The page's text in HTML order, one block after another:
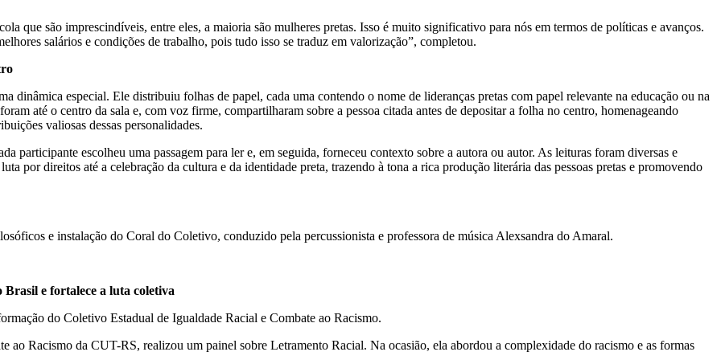
que são imprescindíveis, entre eles, a maioria são mulheres pretas. Isso é muito significativo para nós em termos de políticas e avanços.
salários e condições de trabalho, pois tudo isso se traduz em valorização”, completou.
dinâmica especial. Ele distribuiu folhas de papel, cada uma contendo o nome de lideranças pretas com papel relevante na educação ou na
até o centro da sala e, com voz firme, compartilharam sobre a pessoa citada antes de depositar a folha no centro, homenageando
valiosas dessas personalidades.
participante escolheu uma passagem para ler e, em seguida, forneceu contexto sobre a autora ou autor. As leituras foram diversas e
por direitos até a celebração da cultura e da identidade preta, trazendo à tona a rica produção literária das pessoas pretas e promovendo
e instalação do Coral do Coletivo, conduzido pela percussionista e professora de música Alexsandra do Amaral.
e fortalece a luta coletiva
do Coletivo Estadual de Igualdade Racial e Combate ao Racismo.
ao Racismo da CUT-RS, realizou um painel sobre Letramento Racial. Na ocasião, ela abordou a complexidade do racismo e as formas